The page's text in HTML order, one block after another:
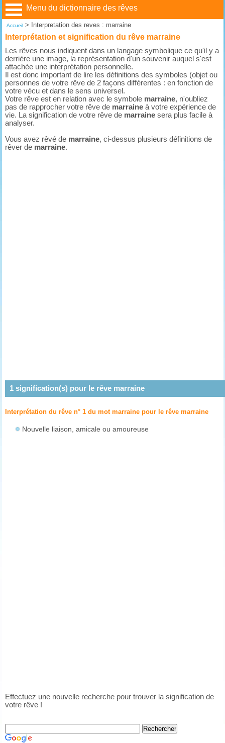
Menu du dictionnaire des rêves
Accueil> Interpretation des reves : marraine
Interprétation et signification du rêve marraine
Les rêves nous indiquent dans un langage symbolique ce qu'il y a
derrière une image, la représentation d'un souvenir auquel s'est
attachée une interprétation personnelle.
Il est donc important de lire les définitions des symboles (objet ou
personnes de votre rêve de 2 façons différentes : en fonction de
votre vécu et dans le sens universel.
Votre rêve est en relation avec le symbole marraine, n'oubliez
pas de rapprocher votre rêve de marraine à votre expérience de
vie. La signification de votre rêve de marraine sera plus facile à
analyser.
Vous avez rêvé de marraine, ci-dessus plusieurs définitions de
rêver de marraine.
1signification(s) pour le rêve marraine
Interprétation du rêve n° 1 du mot marraine pour le rêvemarraine
Nouvelle liaison, amicale ou amoureuse
Effectuez une nouvelle recherche pour trouver la signification de
votre rêve !